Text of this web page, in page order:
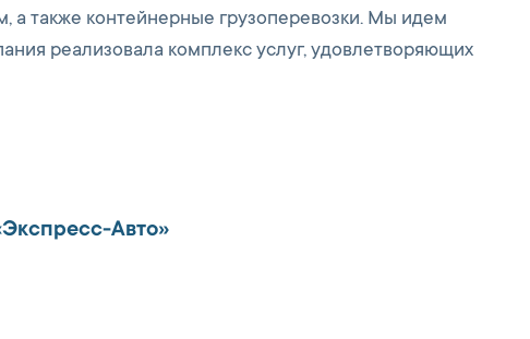
также контейнерные грузоперевозки. Мы идем
реализовала комплекс услуг, удовлетворяющих
Авто»